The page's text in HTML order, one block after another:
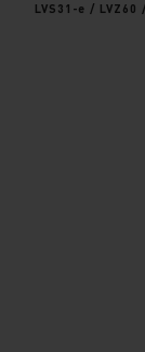
LVS31-e / LVZ60